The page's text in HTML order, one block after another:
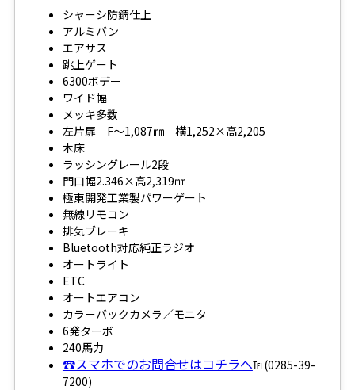
シャーシ防錆仕上
アルミバン
エアサス
跳上ゲート
6300ボデー
ワイド幅
メッキ多数
左片扉 F～1,087㎜ 横1,252×高2,205
木床
ラッシングレール2段
門口幅2.346×高2,319㎜
極東開発工業製パワーゲート
無線リモコン
排気ブレーキ
Bluetooth対応純正ラジオ
オートライト
ETC
オートエアコン
カラーバックカメラ／モニタ
6発ターボ
240馬力
☎スマホでのお問合せはコチラへ℡(0285-39-
7200)